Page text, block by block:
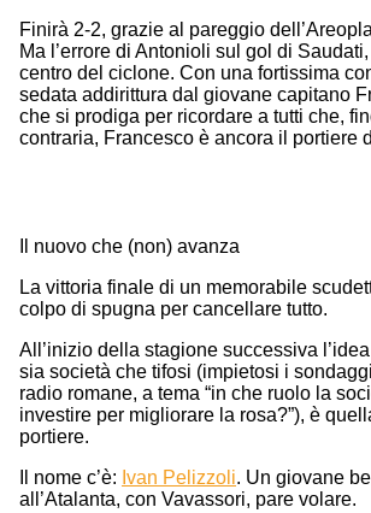
Finirà 2-2, grazie al pareggio
Ma l’errore di Antonioli sul gol di Saudati,
centro del ciclone. Con una fortissima
sedata addirittura dal giovane capitano
che si prodiga per ricordare a tutti che,
contraria, Francesco è ancora il portiere
Il nuovo che (non) avanza
La vittoria finale di un memorabile
colpo di spugna per cancellare tutto.
All’inizio della stagione successiva
sia società che tifosi (impietosi i
radio romane, a tema “in che ruolo la
investire per migliorare la rosa?”), è
portiere.
Il nome c’è: Ivan Pelizzoli. Un giovane
all’Atalanta, con Vavassori, pare volare.